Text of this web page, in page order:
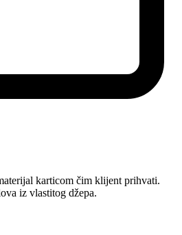
karticom čim klijent prihvati.
iz vlastitog džepa.